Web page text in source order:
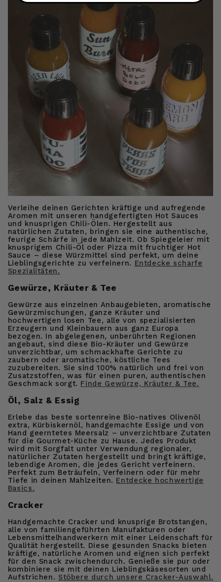
Verleihe deinen Gerichten kräftige und aufregende
Aromen mit unseren handgefertigten Hot Sauces
und knusprigen Chili-Ölen. Hergestellt aus
natürlichen Zutaten, bringen sie eine authentische,
feurige Schärfe in jede Mahlzeit. Ob Spiegeleier mit
knusprigem Chili-Öl oder Pizza mit fruchtiger Hot
Sauce – diese Würzmittel sind perfekt, um deine
Lieblingsgerichte zu verfeinern. Entdecke scharfe
Spezialitäten.
Gewürze, Kräuter & Tee
Gewürze aus einzelnen Anbaugebieten, aromatische
Gewürzmischungen, ganze Kräuter und
hochwertigen losen Tee, alle von spezialisierten
Erzeugern und Kleinbauern aus ganz Europa
bezogen. In abgelegenen, unberührten Regionen
angebaut, sind diese Bio-Kräuter und Gewürze
unverzichtbar, um schmackhafte Gerichte zu
zaubern oder aromatische, köstliche Tees
zuzubereiten. Sie sind 100% natürlich und frei von
Zusatzstoffen, was für einen puren, authentischen
Geschmack sorgt. Finde Gewürze, Kräuter & Tee.
Öl, Salz & Essig
Erlebe das beste sortenreine Bio-natives Olivenöl
extra, Kürbiskernöl, handgemachte Essige und von
Hand geerntetes Meersalz – unverzichtbare Zutaten
für die Gourmet-Küche zu Hause. Jedes Produkt
wird mit Sorgfalt unter Verwendung regionaler,
natürlicher Zutaten hergestellt und bringt kräftige,
lebendige Aromen, die jedes Gericht verfeinern.
Perfekt zum Beträufeln, Verfeinern oder für mehr
Tiefe in deinen Mahlzeiten. Entdecke hochwertige
Basics.
Cracker
Handgemachte Cracker und knusprige Brotstangen,
alle von familiengeführten Manufakturen oder
Lebensmittelhandwerkern mit einer Leidenschaft für
Qualität hergestellt. Diese gesunden Snacks bieten
kräftige, natürliche Aromen und eignen sich perfekt
für den Snack zwischendurch. Genieße sie pur oder
kombiniere sie mit deinen Lieblingskäsesorten und
Aufstrichen. Stöbere durch unsere Cracker-Auswahl.